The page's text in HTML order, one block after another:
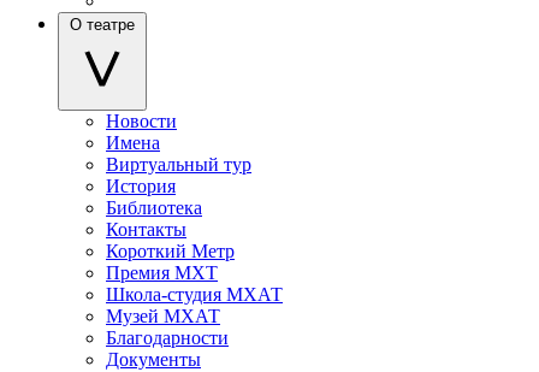
О театре
Новости
Имена
Виртуальный тур
История
Библиотека
Контакты
Короткий Метр
Премия МХТ
Школа-студия МХАТ
Музей МХАТ
Благодарности
Документы